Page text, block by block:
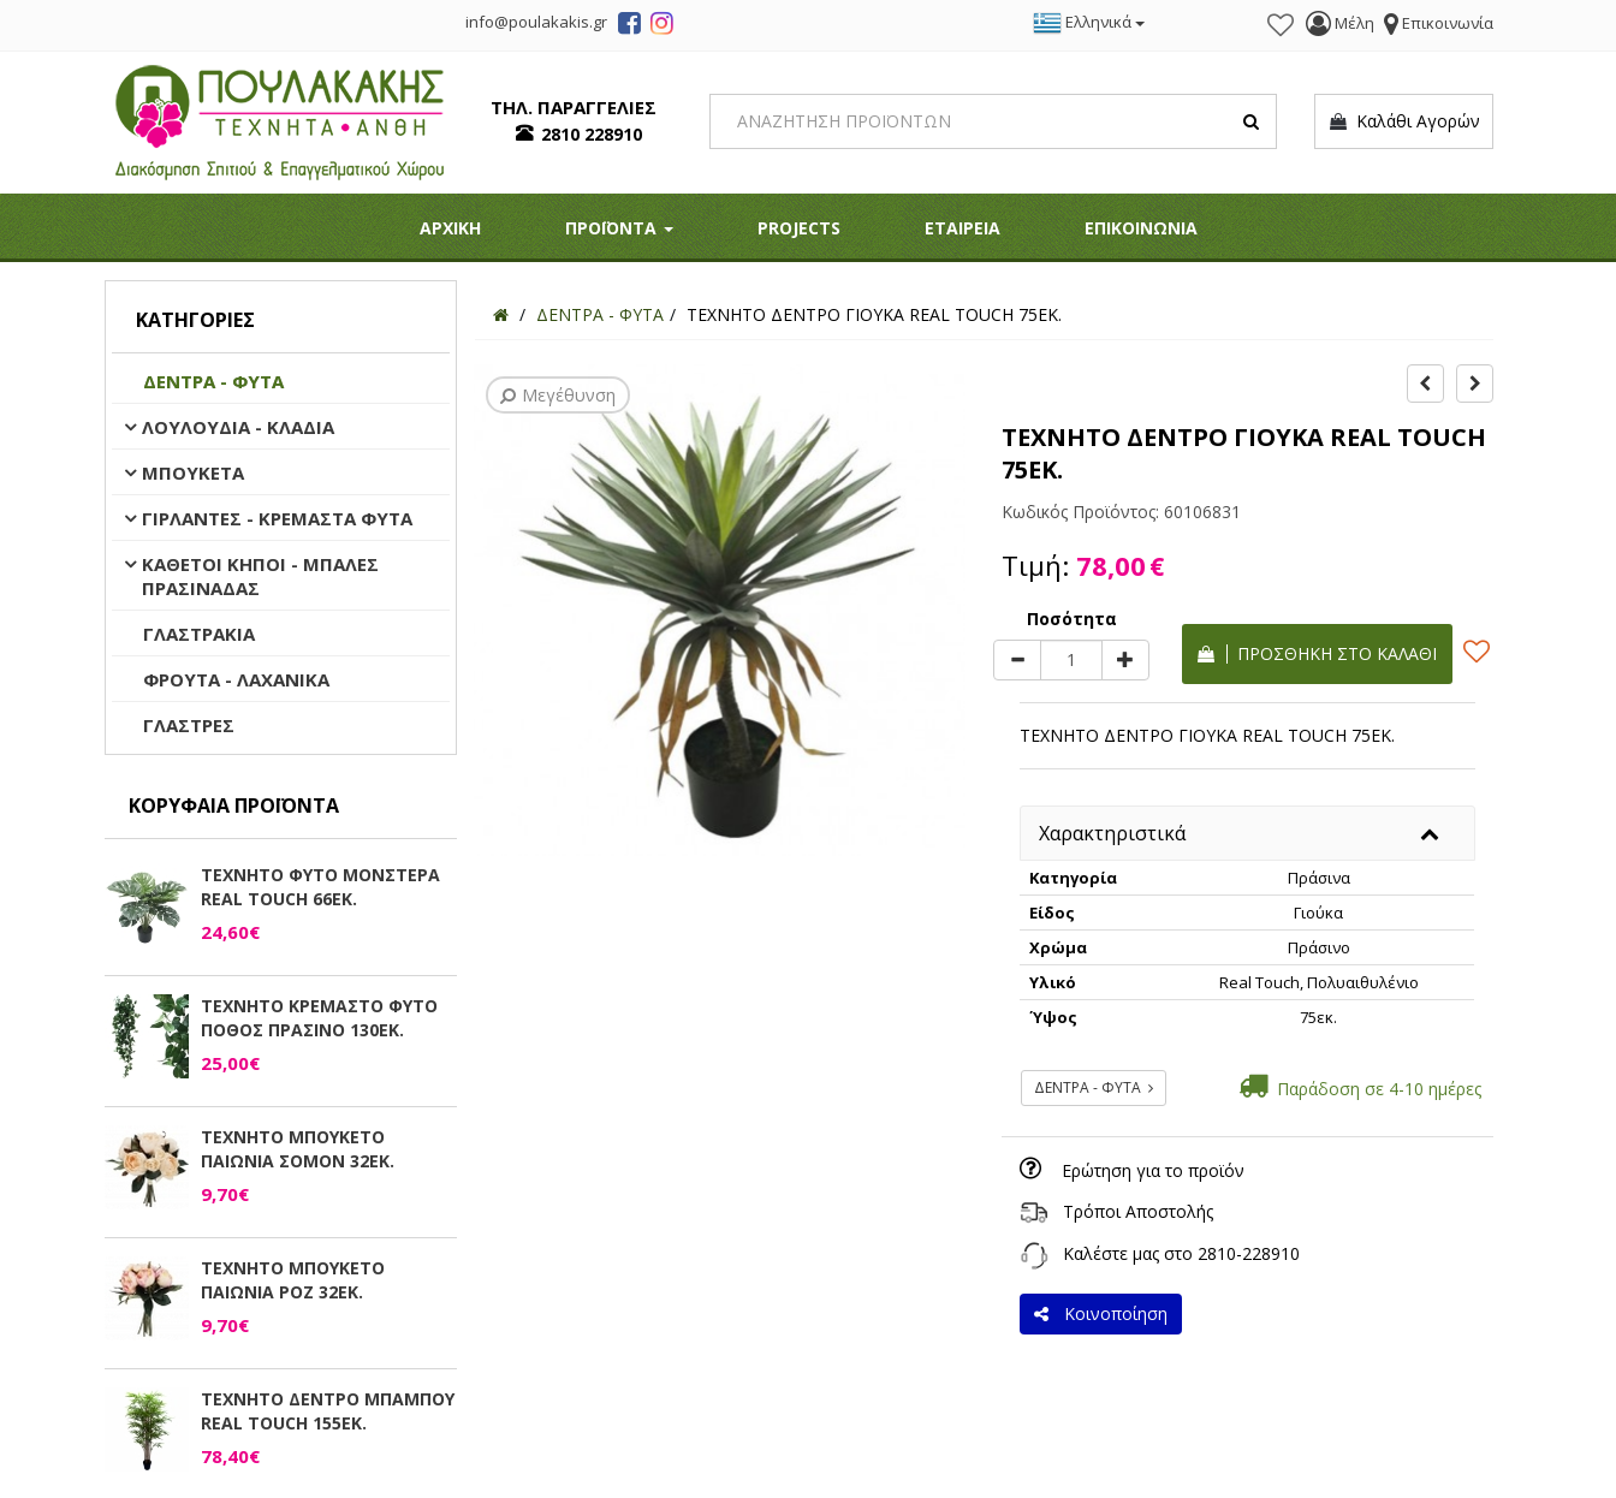
info@poulakakis.gr Ελληνικά Μέλη Επικοινωνία
ΤΗΛ. ΠΑΡΑΓΓΕΛΙΕΣ
2810 228910
Καλάθι Αγορών
ΑΡΧΙΚΗ ΠΡΟΪΟΝΤΑ PROJECTS ΕΤΑΙΡΕΙΑ ΕΠΙΚΟΙΝΩΝΙΑ
ΚΑΤΗΓΟΡΊΕΣ
ΔΕΝΤΡΑ - ΦΥΤΑ
ΛΟΥΛΟΥΔΙΑ - ΚΛΑΔΙΑ
ΜΠΟΥΚΕΤΑ
ΓΙΡΛΑΝΤΕΣ - ΚΡΕΜΑΣΤΑ ΦΥΤΑ
ΚΑΘΕΤΟΙ ΚΗΠΟΙ - ΜΠΑΛΕΣ
ΠΡΑΣΙΝΑΔΑΣ
ΓΛΑΣΤΡΑΚΙΑ
ΦΡΟΥΤΑ - ΛΑΧΑΝΙΚΑ
ΓΛΑΣΤΡΕΣ
ΚΟΡΥΦΑΊΑ ΠΡΟΪΌΝΤΑ
ΤΕΧΝΗΤΟ ΦΥΤΟ ΜΟΝΣΤΕΡΑ
REAL TOUCH 66ΕΚ.
24,60€
ΤΕΧΝΗΤΟ ΚΡΕΜΑΣΤΟ ΦΥΤΟ
ΠΟΘΟΣ ΠΡΑΣΙΝΟ 130ΕΚ.
25,00€
ΤΕΧΝΗΤΟ ΜΠΟΥΚΕΤΟ
ΠΑΙΩΝΙΑ ΣΟΜΟΝ 32ΕΚ.
9,70€
ΤΕΧΝΗΤΟ ΜΠΟΥΚΕΤΟ
ΠΑΙΩΝΙΑ ΡΟΖ 32ΕΚ.
9,70€
ΤΕΧΝΗΤΟ ΔΕΝΤΡΟ ΜΠΑΜΠΟΥ
REAL TOUCH 155ΕΚ.
78,40€
ΔΕΝΤΡΑ - ΦΥΤΑ ΤΕΧΝΗΤΟ ΔΕΝΤΡΟ ΓΙΟΥΚΑ REAL TOUCH 75ΕΚ.
Μεγέθυνση
ΤΕΧΝΗΤΟ ΔΕΝΤΡΟ ΓΙΟΥΚΑ REAL TOUCH
75ΕΚ.
Κωδικός Προϊόντος:60106831
Τιμή: 78,00€
Ποσότητα
ΠΡΟΣΘΉΚΗ ΣΤΟ ΚΑΛΆΘΙ
ΤΕΧΝΗΤΟ ΔΕΝΤΡΟ ΓΙΟΥΚΑ REAL TOUCH 75ΕΚ.
Χαρακτηριστικά
Κατηγορία
Πράσινα
Είδος
Γιούκα
Χρώμα
Πράσινο
Υλικό
Real Touch, Πολυαιθυλένιο
Ύψος
75εκ.
ΔΕΝΤΡΑ - ΦΥΤΑ Παράδοση σε 4-10 ημέρες
Ερώτηση για το προϊόν
Τρόποι Αποστολής
Καλέστε μας στο 2810-228910
Κοινοποίηση